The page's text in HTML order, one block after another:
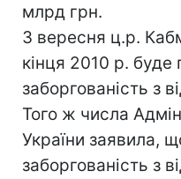
млрд грн.
3 вересня ц.р.
кінця 2010 р. буде
заборгованість з
Того ж числа
України заявила,
заборгованість з